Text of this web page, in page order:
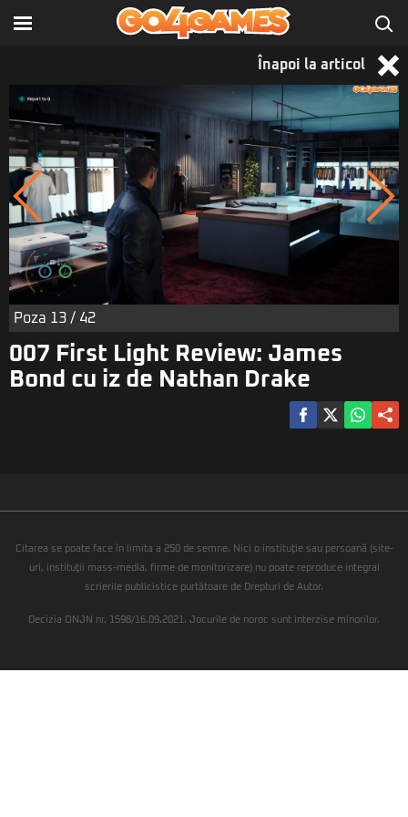
Înapoi la articol
Poza 13 / 42
007 First Light Review: James
Bond cu iz de Nathan Drake
Citarea se poate face în limita a 250 de semne. Nici o instituţie sau persoană (site-
uri, instituţii mass-media, firme de monitorizare) nu poate reproduce integral
scrierile publicistice purtătoare de Drepturi de Autor.
Decizia ONJN nr. 1598/16.09.2021. Jocurile de noroc sunt interzise minorilor.